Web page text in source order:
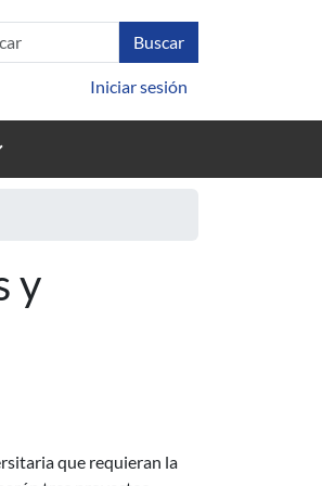
Iniciar sesión
y
que requieran la